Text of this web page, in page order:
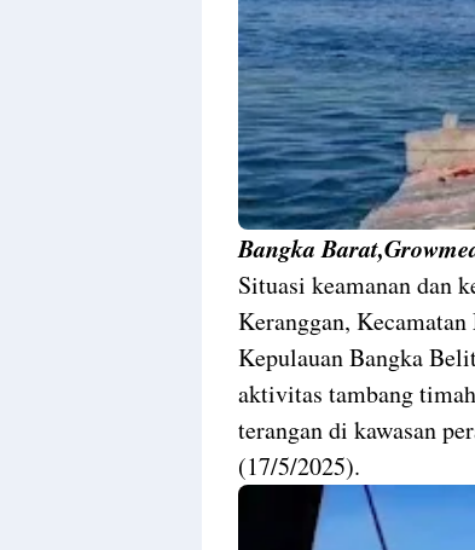
Bangka
Situasi keamanan dan
Keranggan,
Kepulauan Bangka
aktivitas tambang
terangan di kawasan
(17/5/2025).